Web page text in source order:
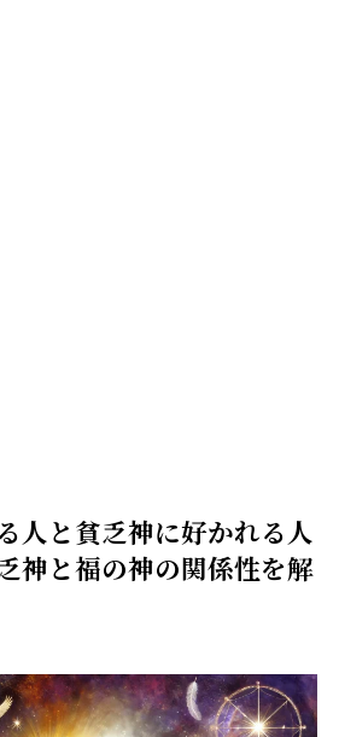
人と貧乏神に好かれる人
神と福の神の関係性を解